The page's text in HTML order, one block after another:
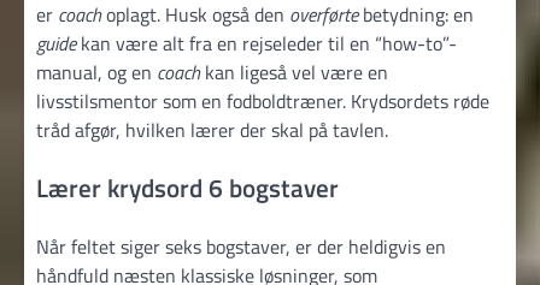
er coachoplagt. Husk også den overførtebetydning: en
guidekan være alt fra en rejseleder til en “how-to”-
manual, og en coachkan ligeså vel være en
livsstilsmentor som en fodboldtræner. Krydsordets røde
tråd afgør, hvilken lærer der skal på tavlen.
Lærer krydsord 6 bogstaver
Når feltet siger seks bogstaver, er der heldigvis en
håndfuld næsten klassiske løsninger, som